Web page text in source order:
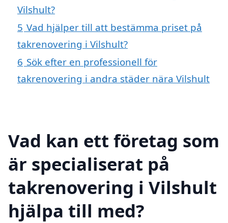
Vilshult?
5 Vad hjälper till att bestämma priset på
takrenovering i Vilshult?
6 Sök efter en professionell för
takrenovering i andra städer nära Vilshult
Vad kan ett företag som
är specialiserat på
takrenovering i Vilshult
hjälpa till med?